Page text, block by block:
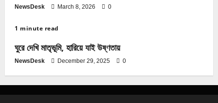
NewsDesk March 8, 2026 0
1 minute read
ঘুরে দেখি মাতৃভূমি, হারিয়ে যাই উষ্ণতায়
NewsDesk December 29, 2025 0